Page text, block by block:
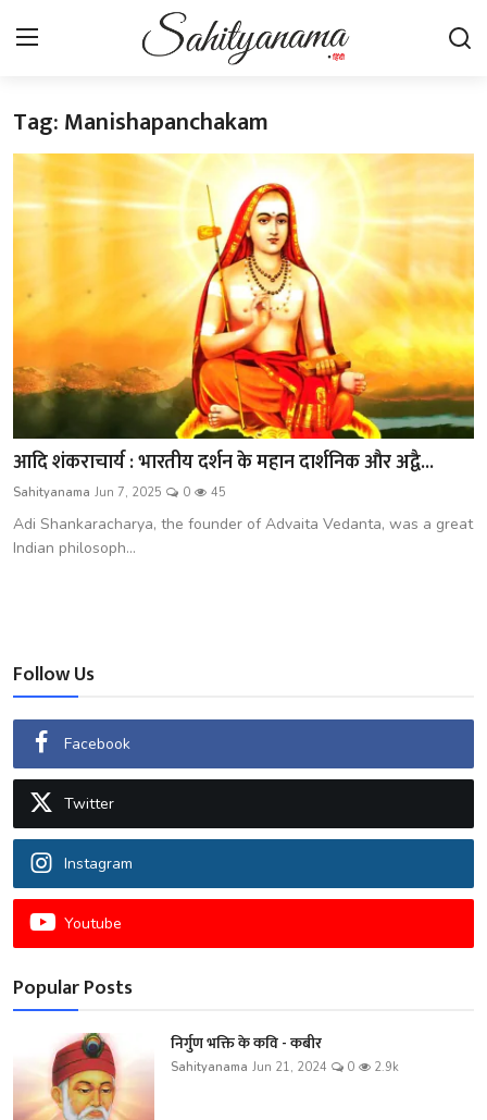
Login Register
स्वतंत्रता सेनानी
साहित्य समाचार
होम
कहानी
कविता
आलेख
शख्सियत
धरोहर
उपन्यास
सिनेमा
शायरी
ग़ज़ल
Tag: Manishapanchakam
आदि शंकराचार्य : भारतीय दर्शन के महान दार्शनिक और अद्वै...
Sahityanama Jun 7, 2025 0 45
Adi Shankaracharya, the founder of Advaita Vedanta, was a great
Indian philosoph...
Follow Us
Facebook
Twitter
Instagram
Youtube
Popular Posts
निर्गुण भक्ति के कवि - कबीर
Sahityanama Jun 21, 2024 0 2.9k